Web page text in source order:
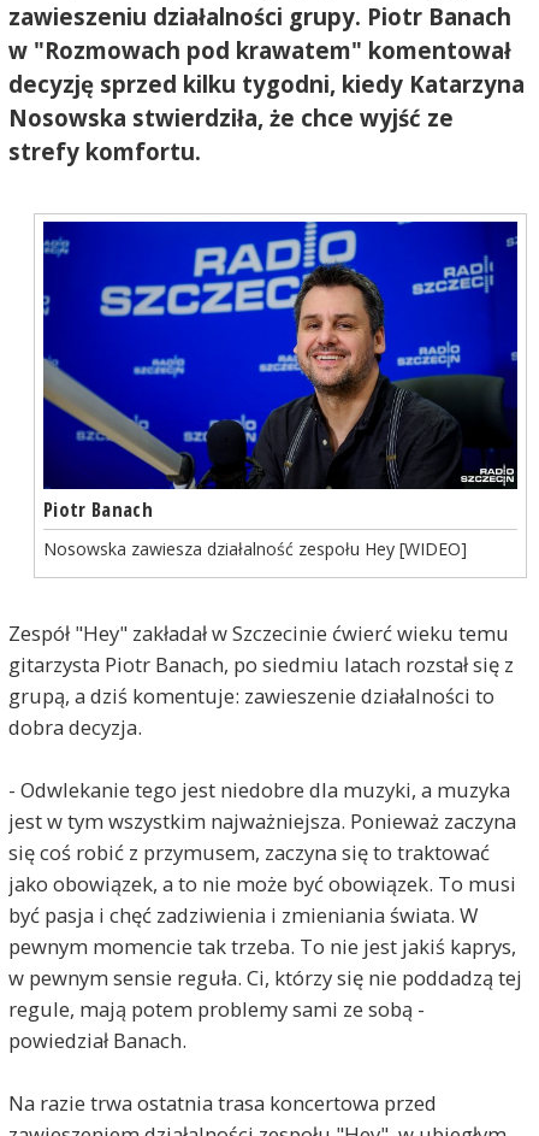
zawieszeniu działalności grupy. Piotr Banach
w "Rozmowach pod krawatem" komentował
decyzję sprzed kilku tygodni, kiedy Katarzyna
Nosowska stwierdziła, że chce wyjść ze
strefy komfortu.
Piotr Banach
Nosowska zawiesza działalność zespołu Hey [WIDEO]
Zespół "Hey" zakładał w Szczecinie ćwierć wieku temu
gitarzysta Piotr Banach, po siedmiu latach rozstał się z
grupą, a dziś komentuje: zawieszenie działalności to
dobra decyzja.
- Odwlekanie tego jest niedobre dla muzyki, a muzyka
jest w tym wszystkim najważniejsza. Ponieważ zaczyna
się coś robić z przymusem, zaczyna się to traktować
jako obowiązek, a to nie może być obowiązek. To musi
być pasja i chęć zadziwienia i zmieniania świata. W
pewnym momencie tak trzeba. To nie jest jakiś kaprys,
w pewnym sensie reguła. Ci, którzy się nie poddadzą tej
regule, mają potem problemy sami ze sobą -
powiedział Banach.
Na razie trwa ostatnia trasa koncertowa przed